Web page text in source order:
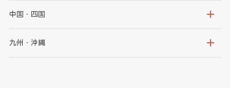
千葉県
石川県
山梨県
大阪府
京都府
中国・四国
鳥取県
九州・沖縄